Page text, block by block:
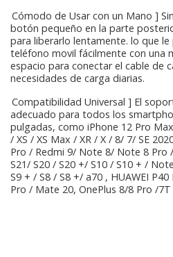
[ Cómodo de Usar con un Mano ]
botón pequeño en la parte
para liberarlo lentamente. lo que
teléfono movil fácilmente con una
espacio para conectar el cable de
necesidades de carga diarias.
[ Compatibilidad Universal ] El
adecuado para todos los
pulgadas, como iPhone 12 Pro
/ XS / XS Max / XR / X / 8/ 7/ SE
Pro / Redmi 9/ Note 8/ Note 8 Pro
S21/ S20 / S20 +/ S10 / S10 + /
S9 + / S8 / S8 +/ a70 , HUAWEI
Pro / Mate 20, OnePlus 8/8 Pro /